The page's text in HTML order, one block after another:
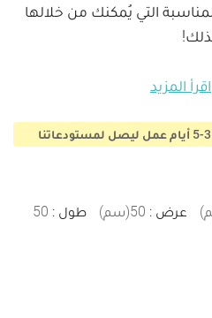
التي يُمكنك من خلالها
اقرأ المزيد
) عرض :
50
(سم) طول :
50